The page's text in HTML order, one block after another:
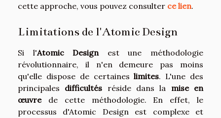
cette approche, vous pouvez consulter ce lien.
Limitations de l'Atomic Design
Si l'Atomic Designest une méthodologie
révolutionnaire, il n'en demeure pas moins
qu'elle dispose de certaineslimites. L'une des
principales difficultés réside dans la mise en
œuvrede cette méthodologie. En effet, le
processus d'Atomic Design est complexe et